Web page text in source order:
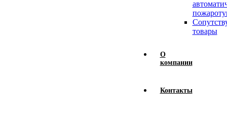
товары
О
компании
Контакты